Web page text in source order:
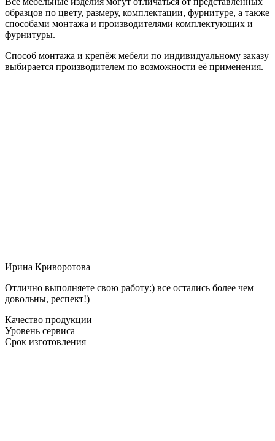
образцов по цвету, размеру, комплектации, фурнитуре, а также
способами монтажа и производителями комплектующих и
фурнитуры.
Способ монтажа и крепёж мебели по индивидуальному заказу
выбирается производителем по возможности её применения.
Ирина Криворотова
Отлично выполняете свою работу:) все остались более чем
довольны, респект!)
Качество продукции
Уровень сервиса
Срок изготовления